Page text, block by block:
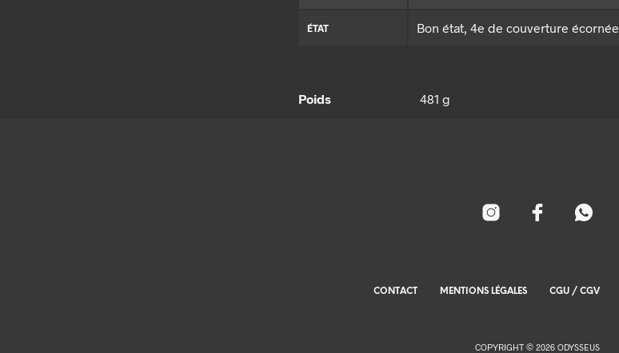
ÉTAT Bon état, 4e de couverture écornée
Poids 481 g
CONTACT MENTIONS LÉGALES CGU / CGV
COPYRIGHT © 2026 ODYSSEUS